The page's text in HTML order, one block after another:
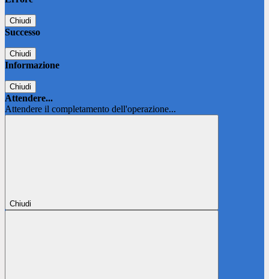
Chiudi
Successo
Chiudi
Informazione
Chiudi
Attendere...
Attendere il completamento dell'operazione...
Chiudi